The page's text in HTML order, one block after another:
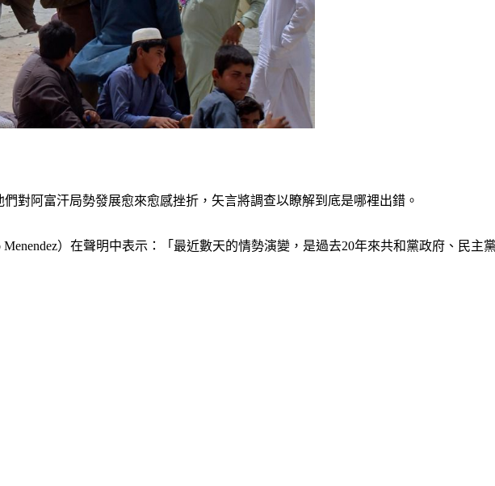
對阿富汗局勢發展愈來愈感挫折，矢言將調查以瞭解到底是哪裡出錯。
）在聲明中表示：「最近數天的情勢演變，是過去20年來共和黨政府、民主